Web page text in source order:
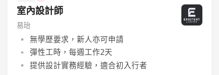
室內設計師
易珆
無學歷要求，新人亦可申請
彈性工時，每週工作2天
提供設計實務經驗，適合初入行者